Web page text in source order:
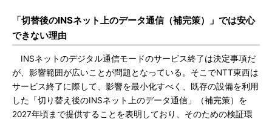
「切替後のINSネット上のデータ通信（補完策）」では安心
できない理由
INSネットのデジタル通信モードのサービス終了は決定事項だ
が、影響範囲が広いことが問題となっている。そこでNTT東西は
サービス終了に際して、影響を最小化すべく、既存の設備を利用
した「切り替え後のINSネット上のデータ通信」（補完策）を
2027年頃まで提供することを表明しており、そのための検証環